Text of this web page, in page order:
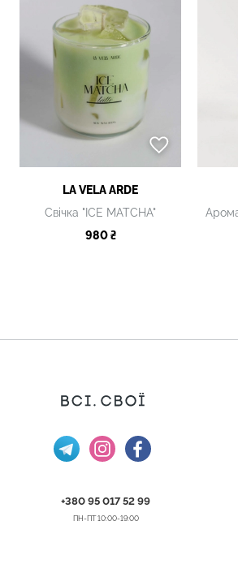
LA VELA ARDE
Свічка "ICE MATCHA"
980 ₴
+380 95 017 52 99
ПН-ПТ 10:00-19:00